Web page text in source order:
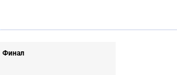
Финал